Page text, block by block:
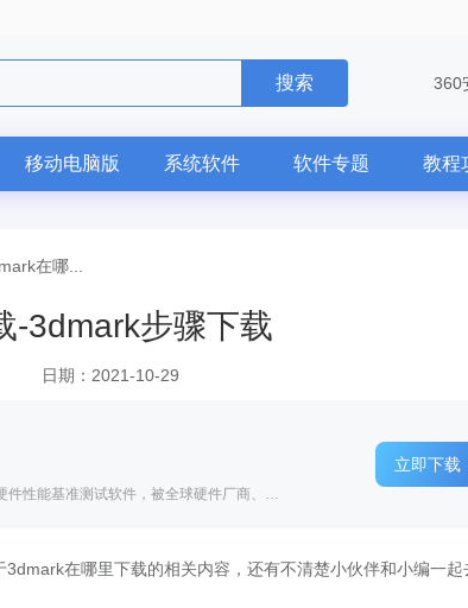
搜索 360
移动电脑版 系统软件 软件专题 教程
在哪...
-3dmark步骤下载
日期：2021-10-29
软件介绍: 3DMark 是 UL Solutions 公司开发的专业硬件性能基准测试软件，被全球硬件厂商、媒体与玩...
立即下载
在哪里下载的相关内容，还有不清楚小伙伴和小编一起